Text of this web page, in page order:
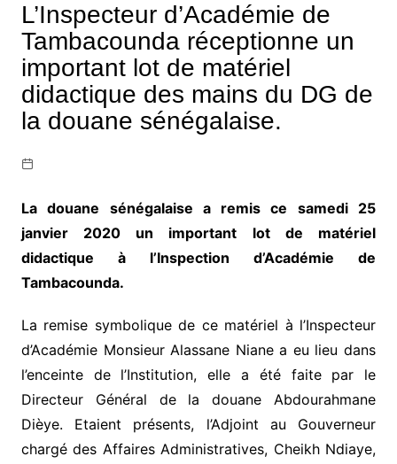
L’Inspecteur d’Académie de
Tambacounda réceptionne un
important lot de matériel
didactique des mains du DG de
la douane sénégalaise.
La douane sénégalaise a remis ce samedi 25
janvier 2020 un important lot de matériel
didactique à l’Inspection d’Académie de
Tambacounda.
La remise symbolique de ce matériel à l’Inspecteur
d’Académie Monsieur Alassane Niane a eu lieu dans
l’enceinte de l’Institution, elle a été faite par le
Directeur Général de la douane Abdourahmane
Dièye. Etaient présents, l’Adjoint au Gouverneur
chargé des Affaires Administratives, Cheikh Ndiaye,